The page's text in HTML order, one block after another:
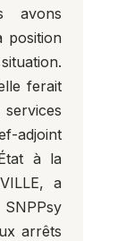
avons
position
ferait
adjoint
à la
a
arrêts